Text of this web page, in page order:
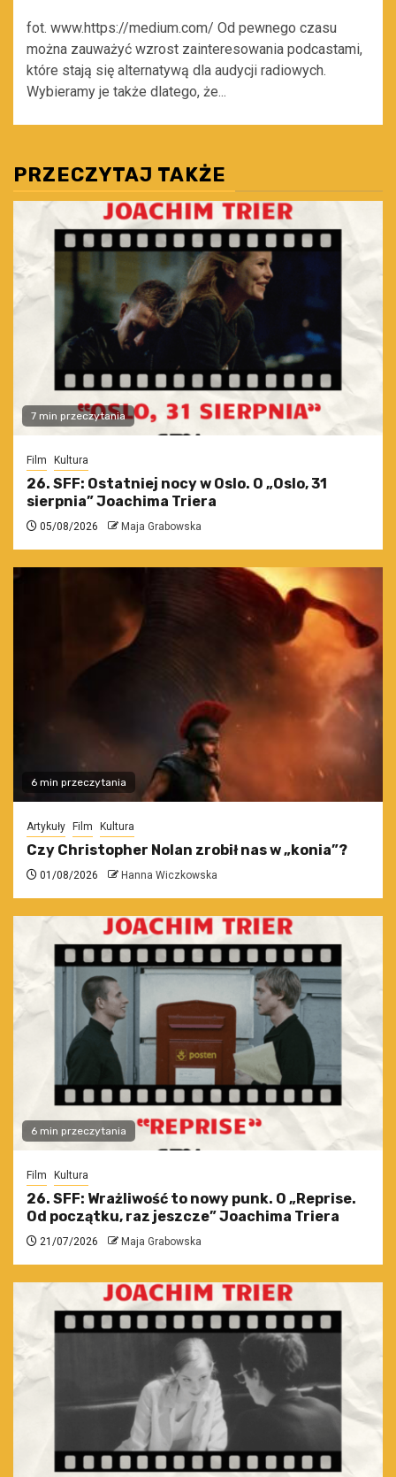
fot. www.https://medium.com/ Od pewnego czasu
można zauważyć wzrost zainteresowania podcastami,
które stają się alternatywą dla audycji radiowych.
Wybieramy je także dlatego, że...
PRZECZYTAJ TAKŻE
7 min przeczytania
Film Kultura
26. SFF: Ostatniej nocy w Oslo. O „Oslo, 31
sierpnia” Joachima Triera
05/08/2026 Maja Grabowska
6 min przeczytania
Artykuły Film Kultura
Czy Christopher Nolan zrobił nas w „konia”?
01/08/2026 Hanna Wiczkowska
6 min przeczytania
Film Kultura
26. SFF: Wrażliwość to nowy punk. O „Reprise.
Od początku, raz jeszcze” Joachima Triera
21/07/2026 Maja Grabowska